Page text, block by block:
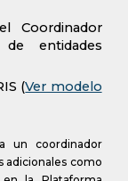
Coordinador
entidades
(Ver modelo
un coordinador
adicionales como